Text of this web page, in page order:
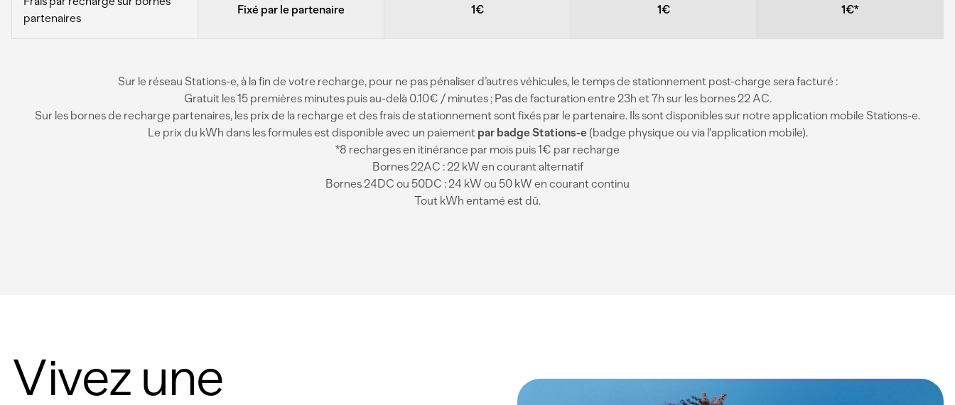
partenaires
Fixé par le partenaire 1€ 1€ 1€*
Sur le réseau Stations-e, à la fin de votre recharge, pour ne pas pénaliser d’autres véhicules, le temps de stationnement post-charge sera facturé :
Gratuit les 15 premières minutes puis au-delà 0.10€ / minutes ; Pas de facturation entre 23h et 7h sur les bornes 22 AC.
Sur les bornes de recharge partenaires, les prix de la recharge et des frais de stationnement sont fixés par le partenaire. Ils sont disponibles sur notre application mobile Stations-e.
Le prix du kWh dans les formules est disponible avec un paiement par badge Stations-e(badge physique ou via l'application mobile).
*8 recharges en itinérance par mois puis 1€ par recharge
Bornes 22AC : 22 kW en courant alternatif
Bornes 24DC ou 50DC : 24 kW ou 50 kW en courant continu
Tout kWh entamé est dû.
Vivez une